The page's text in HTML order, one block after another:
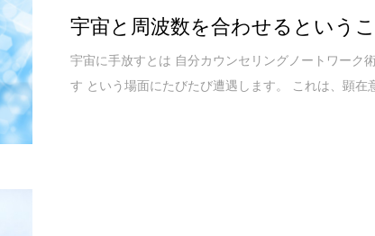
宇宙と周波数を合わせるという
宇宙に手放すとは 自分カウンセリングノートワーク
す という場面にたびたび遭遇します。 これは、顕在